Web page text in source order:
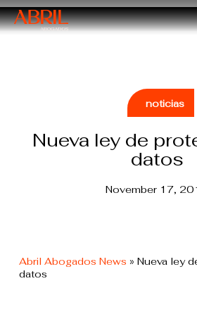
Skip
to
main
noticias
Nueva ley de
datos
November 17,
Abril Abogados News » Nueva ley
datos